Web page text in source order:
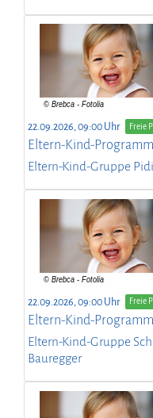
22.09.2026, 09:00 Uhr Freie
Eltern-Kind-Programm
Eltern-Kind-Gruppe
22.09.2026, 09:00 Uhr Freie
Eltern-Kind-Programm
Eltern-Kind-Gruppe
Bauregger